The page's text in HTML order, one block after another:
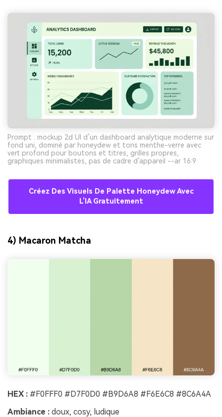
Prompt : mockup 2d UI d’un dashboard analytique moderne sur
fond uni, dominé par honeydew et tons menthe-verre avec
vert profond pour boutons et titres, grilles propres,
graphiques minimalistes, pas de cadre d’appareil --ar 16:9
Créez Des Visuels De Palette Honeydew Avec
L’IA Gratuitement
4) Macaron Matcha
HEX : #F0FFF0 #D7F0D0 #B9D6A8 #F6E6C8 #8C6A4A
Ambiance : doux, cosy, ludique